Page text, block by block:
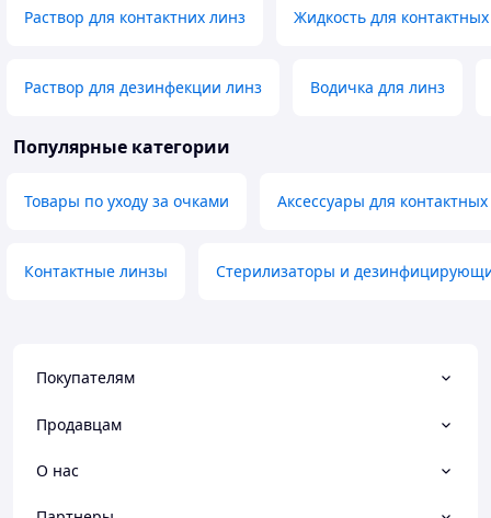
Раствор для контактних линз Жидкость для
Раствор для дезинфекции линз Водичка для линз
Популярные категории
Товары по уходу за очками Аксессуары для
Контактные линзы Стерилизаторы и
Покупателям
Продавцам
О нас